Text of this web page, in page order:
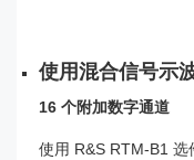
使用混合信号示
16 个附加数字通道
使用 R&S RTM-B1 选